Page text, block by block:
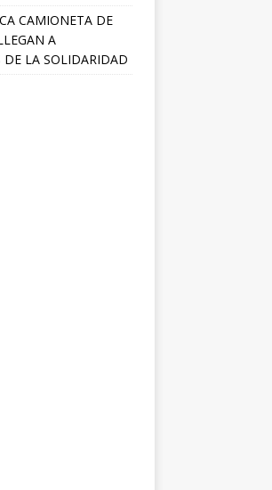
CAMIONETA DE
A
DE LA SOLIDARIDAD